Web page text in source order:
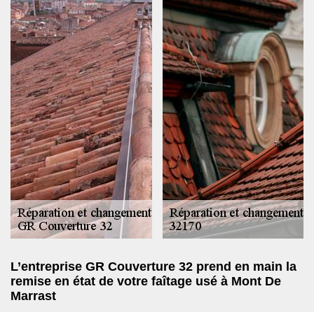
L’entreprise GR Couverture 32 prend en main la
remise en état de votre faîtage usé à Mont De
Marrast